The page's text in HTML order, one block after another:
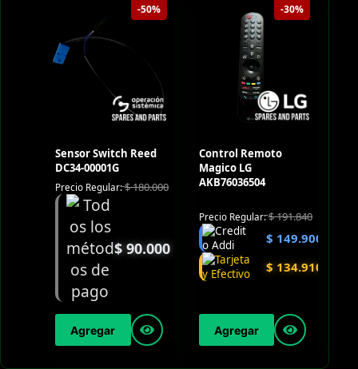
-50%
Sensor Switch Reed
DC34-00001G
Precio Regular:$180.000
$90.000
Agregar
-30%
Control Remoto
Magico LG
AKB76036504
Precio Regular:$191.840
$ 149.900
$ 134.910
Agregar